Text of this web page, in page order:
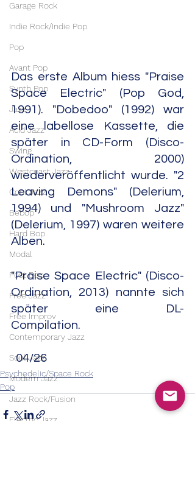
Garage Rock
Indie Rock/Indie Pop
Pop
Avant Pop
Synth Pop
Jazz
Acid Jazz
Swing
Westcoast Jazz
Cool Jazz
Bebop
Hard Bop
Modal
Post Bop
Free Jazz
Free Improv
Contemporary Jazz
Soul Jazz
Modern Jazz
Jazz Rock/Fusion
Electric Jazz
Das erste Album hiess "Praise
Space Electric" (Pop God,
1991). "Dobedoo" (1992) war
eine labellose Kassette, die
später in CD-Form (Disco-
Ordination, 2000)
wiederveröffentlicht wurde. "2
Leaving Demons" (Delerium,
1994) und "Mushroom Jazz"
(Delerium, 1997) waren weitere
Alben.
"Praise Space Electric" (Disco-
Ordination, 2013) nannte sich
später eine DL-
Compilation.
04/26
Psychedelic/Space Rock
Pop